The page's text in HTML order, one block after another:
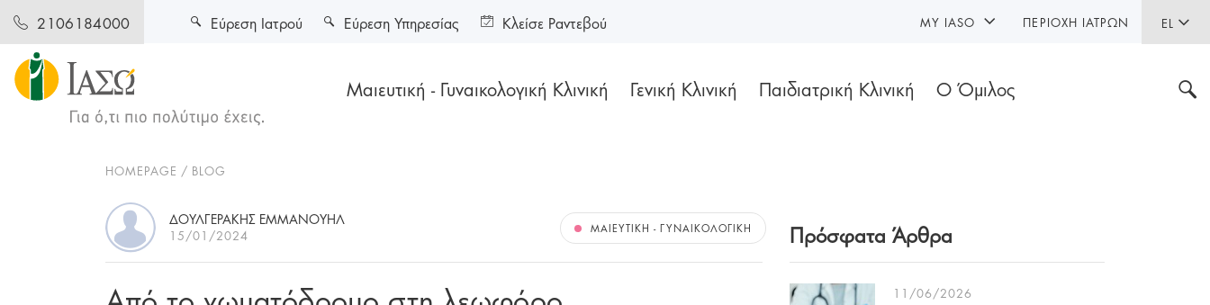
2106184000 EL
Μαιευτική - Γυναικολογική Κλινική Γενική Κλινική Παιδιατρική Κλινική Ο Όμιλος
Εύρεση Ιατρού Εύρεση Υπηρεσίας Κλείσε Ραντεβού MY IASO ΠΕΡΙΟΧΉ ΙΑΤΡΏΝ
HOMEPAGE BLOG
ΔΟΥΛΓΕΡΑΚΗΣ ΕΜΜΑΝΟΥΗΛ
15/01/2024 ΜΑΙΕΥΤΙΚΉ - ΓΥΝΑΙΚΟΛΟΓΙΚΉ Πρόσφατα Άρθρα
11/06/2026